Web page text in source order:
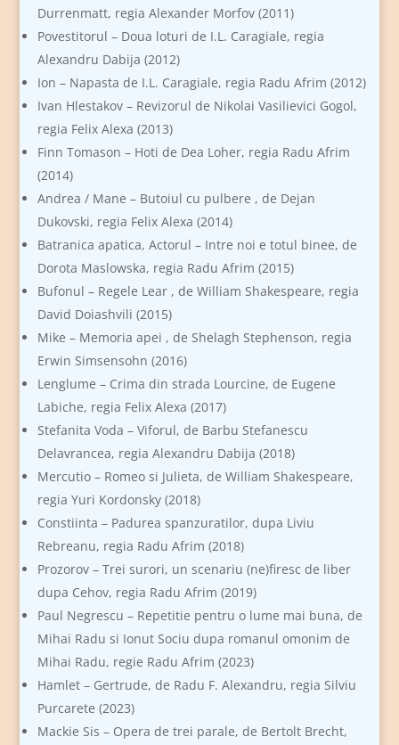
Durrenmatt, regia Alexander Morfov (2011)
Povestitorul – Doua loturi de I.L. Caragiale, regia
Alexandru Dabija (2012)
Ion – Napasta de I.L. Caragiale, regia Radu Afrim (2012)
Ivan Hlestakov – Revizorul de Nikolai Vasilievici Gogol,
regia Felix Alexa (2013)
Finn Tomason – Hoti de Dea Loher, regia Radu Afrim
(2014)
Andrea / Mane – Butoiul cu pulbere , de Dejan
Dukovski, regia Felix Alexa (2014)
Batranica apatica, Actorul – Intre noi e totul binee, de
Dorota Maslowska, regia Radu Afrim (2015)
Bufonul – Regele Lear , de William Shakespeare, regia
David Doiashvili (2015)
Mike – Memoria apei , de Shelagh Stephenson, regia
Erwin Simsensohn (2016)
Lenglume – Crima din strada Lourcine, de Eugene
Labiche, regia Felix Alexa (2017)
Stefanita Voda – Viforul, de Barbu Stefanescu
Delavrancea, regia Alexandru Dabija (2018)
Mercutio – Romeo si Julieta, de William Shakespeare,
regia Yuri Kordonsky (2018)
Constiinta – Padurea spanzuratilor, dupa Liviu
Rebreanu, regia Radu Afrim (2018)
Prozorov – Trei surori, un scenariu (ne)firesc de liber
dupa Cehov, regia Radu Afrim (2019)
Paul Negrescu – Repetitie pentru o lume mai buna, de
Mihai Radu si Ionut Sociu dupa romanul omonim de
Mihai Radu, regie Radu Afrim (2023)
Hamlet – Gertrude, de Radu F. Alexandru, regia Silviu
Purcarete (2023)
Mackie Sis – Opera de trei parale, de Bertolt Brecht,